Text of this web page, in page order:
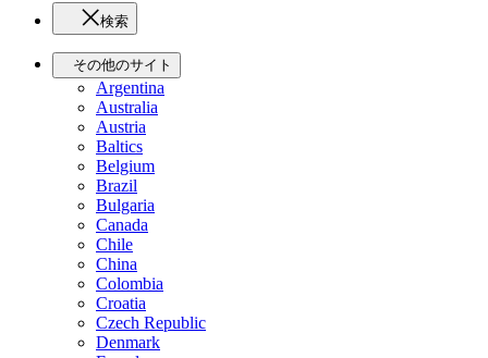
検索
その他のサイト
Argentina
Australia
Austria
Baltics
Belgium
Brazil
Bulgaria
Canada
Chile
China
Colombia
Croatia
Czech Republic
Denmark